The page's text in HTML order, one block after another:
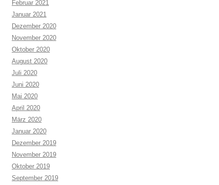
Februar 2021
Januar 2021
Dezember 2020
November 2020
Oktober 2020
August 2020
Juli 2020
Juni 2020
Mai 2020
April 2020
März 2020
Januar 2020
Dezember 2019
November 2019
Oktober 2019
September 2019